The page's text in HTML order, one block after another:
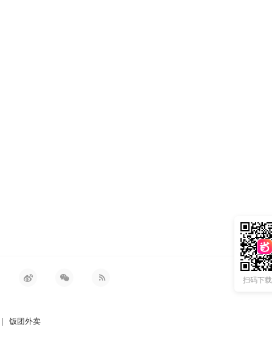
扫码下
| 饭团外卖